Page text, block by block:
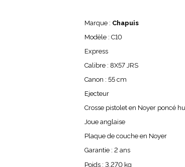
Marque : Chapuis
Modèle : C10
Express
Calibre : 8X57 JRS
Canon : 55 cm
Ejecteur
Crosse pistolet en Noyer poncé
Joue anglaise
Plaque de couche en Noyer
Garantie : 2 ans
Poids : 3,270 kg